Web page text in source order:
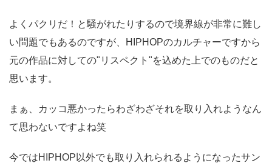
よくパクリだ！と騒がれたりするので境界線が非常に難し
い問題でもあるのですが、HIPHOPのカルチャーですから
元の作品に対しての"リスペクト"を込めた上でのものだと
思います。
まぁ、カッコ悪かったらわざわざそれを取り入れようなん
て思わないですよね笑
今ではHIPHOP以外でも取り入れられるようになったサン